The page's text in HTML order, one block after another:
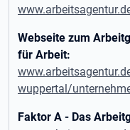
Webseite zum
für Arbeit:
wuppertal/
Faktor A - Das